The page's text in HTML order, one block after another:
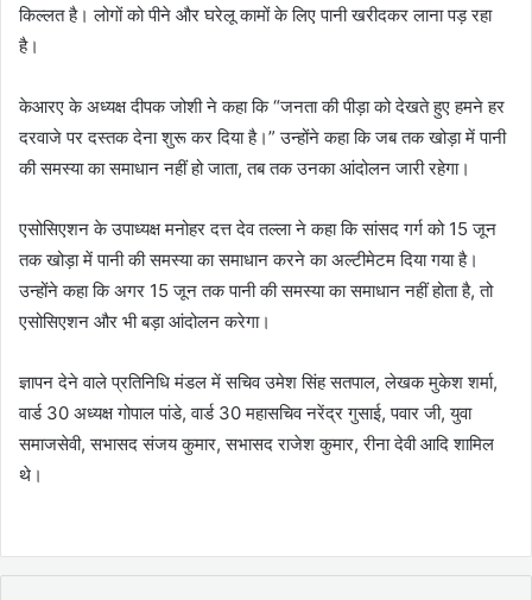
किल्लत है। लोगों को पीने और घरेलू कामों के लिए पानी खरीदकर लाना पड़ रहा
है।
केआरए के अध्यक्ष दीपक जोशी ने कहा कि “जनता की पीड़ा को देखते हुए हमने हर
दरवाजे पर दस्तक देना शुरू कर दिया है।” उन्होंने कहा कि जब तक खोड़ा में पानी
की समस्या का समाधान नहीं हो जाता, तब तक उनका आंदोलन जारी रहेगा।
एसोसिएशन के उपाध्यक्ष मनोहर दत्त देव तल्ला ने कहा कि सांसद गर्ग को 15 जून
तक खोड़ा में पानी की समस्या का समाधान करने का अल्टीमेटम दिया गया है।
उन्होंने कहा कि अगर 15 जून तक पानी की समस्या का समाधान नहीं होता है, तो
एसोसिएशन और भी बड़ा आंदोलन करेगा।
ज्ञापन देने वाले प्रतिनिधि मंडल में सचिव उमेश सिंह सतपाल, लेखक मुकेश शर्मा,
वार्ड 30 अध्यक्ष गोपाल पांडे, वार्ड 30 महासचिव नरेंद्र गुसाई, पवार जी, युवा
समाजसेवी, सभासद संजय कुमार, सभासद राजेश कुमार, रीना देवी आदि शामिल
थे।